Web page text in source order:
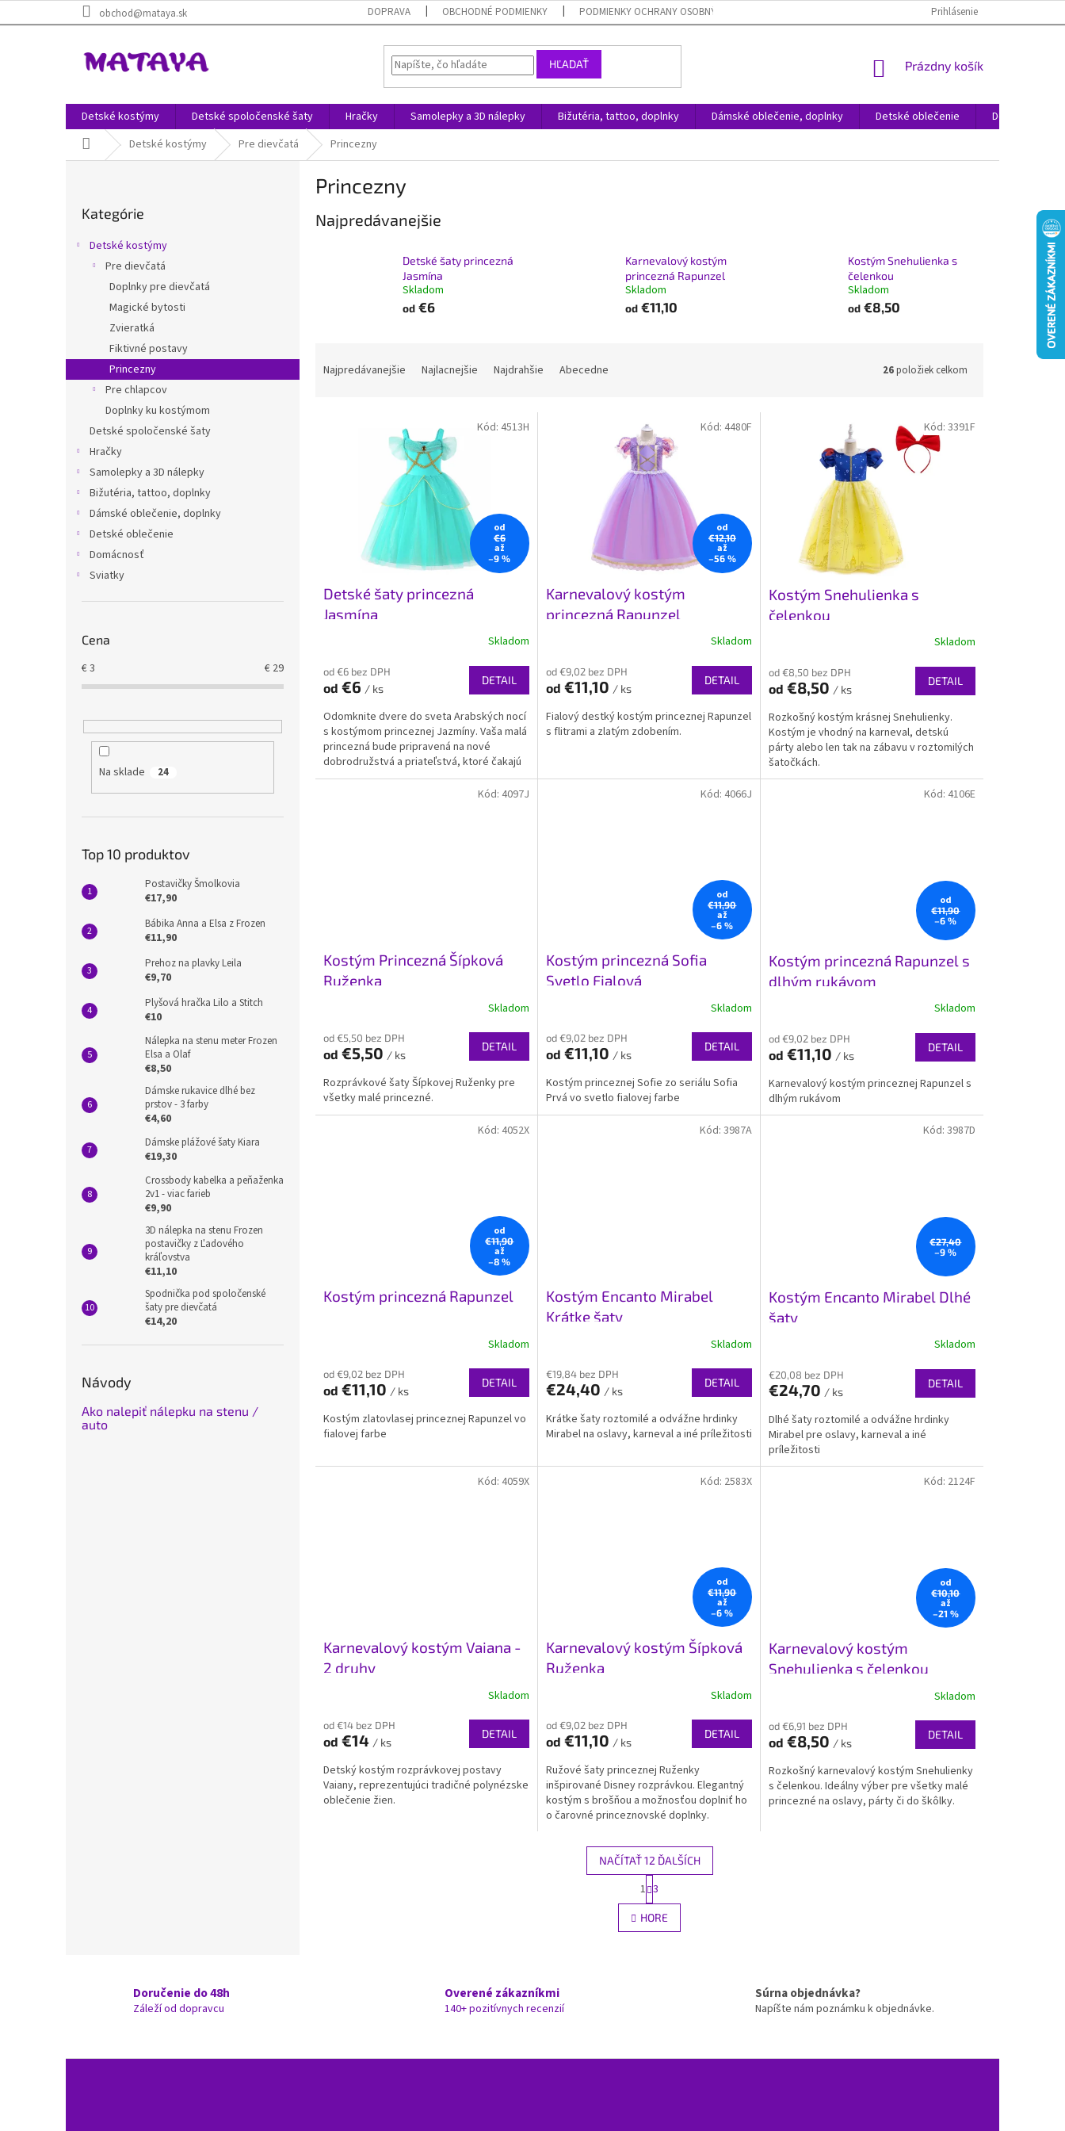
na
obchod@mataya.sk DOPRAVA OBCHODNÉ PODMIENKY PODMIENKY OCHRANY OSOBNÝCH ÚDAJOV VRÁTENIE TOVARU
Prihlásenie
HĽADAŤ
NÁKUPNÝ
Prázdny košík
Detské kostýmy Detské spoločenské šaty Hračky Samolepky a 3D nálepky Bižutéria, tattoo, doplnky Dámské oblečenie, doplnky Detské oblečenie
Domácnosť
DomovDetské kostýmy Pre dievčatá Princezny
kategórie
Kategórie
Detské kostýmy
Pre dievčatá
Doplnky pre dievčatá
Magické bytosti
Zvieratká
Fiktivné postavy
Princezny
Pre chlapcov
Doplnky ku kostýmom
Detské spoločenské šaty
Hračky
Samolepky a 3D nálepky
Bižutéria, tattoo, doplnky
Dámské oblečenie, doplnky
Detské oblečenie
Domácnosť
Sviatky
Cena
€3 € 29
Na sklade 24
Top 10 produktov
Postavičky Šmolkovia
€17,90
Bábika Anna a Elsa z Frozen
€11,90
Prehoz na plavky Leila
€9,70
Plyšová hračka Lilo a Stitch
€10
Nálepka na stenu meter Frozen
Elsa a Olaf
€8,50
Dámske rukavice dlhé bez
prstov - 3 farby
€4,60
Dámske plážové šaty Kiara
€19,30
Crossbody kabelka a peňaženka
2v1 - viac farieb
€9,90
3D nálepka na stenu Frozen
postavičky z Ľadového
kráľovstva
€11,10
Spodnička pod spoločenské
šaty pre dievčatá
€14,20
Návody
Ako nalepiť nálepku na stenu /
auto
Princezny
Najpredávanejšie
Detské šaty princezná
Jasmína
Skladom
od €6
Karnevalový kostým
princezná Rapunzel
Skladom
od€11,10
Kostým Snehulienka s
čelenkou
Skladom
od€8,50
Najpredávanejšie Najlacnejšie Najdrahšie Abecedne 26položiek celkom
od
€6
až
–9 %
Detské šaty princezná
Jasmína
Skladom
od €6 bez DPH
od €6 / ks
DETAIL
Odomknite dvere do sveta Arabských nocí
s kostýmom princeznej Jazmíny. Vaša malá
princezná bude pripravená na nové
dobrodružstvá a priateľstvá, ktoré čakajú
za rohom.
Kód: 4513H
od
€12,10
až
–56 %
Karnevalový kostým
princezná Rapunzel
Skladom
od €9,02 bez DPH
od €11,10 / ks
DETAIL
Fialový destký kostým princeznej Rapunzel
s flitrami a zlatým zdobením.
Kód: 4480F
Kostým Snehulienka s
čelenkou
Skladom
od €8,50 bez DPH
od €8,50 / ks
DETAIL
Rozkošný kostým krásnej Snehulienky.
Kostým je vhodný na karneval, detskú
párty alebo len tak na zábavu v roztomilých
šatočkách.
Kód: 3391F
Kostým Princezná Šípková
Ruženka
produktu
je
z
5
hviezdičiek.
Skladom
od €5,50 bez DPH
od €5,50 / ks
DETAIL
Rozprávkové šaty Šípkovej Ruženky pre
všetky malé princezné.
Kód: 4097J
od
€11,90
až
–6 %
Kostým princezná Sofia
Svetlo Fialová
produktu
je
z
5
hviezdičiek.
Skladom
od €9,02 bez DPH
od €11,10 / ks
DETAIL
Kostým princeznej Sofie zo seriálu Sofia
Prvá vo svetlo fialovej farbe
Kód: 4066J
od
€11,90
–6 %
Kostým princezná Rapunzel s
dlhým rukávom
Skladom
od €9,02 bez DPH
od €11,10 / ks
DETAIL
Karnevalový kostým princeznej Rapunzel s
dlhým rukávom
Kód: 4106E
od
€11,90
až
–8 %
Kostým princezná Rapunzel
Skladom
od €9,02 bez DPH
od €11,10 / ks
DETAIL
Kostým zlatovlasej princeznej Rapunzel vo
fialovej farbe
Kód: 4052X
Kostým Encanto Mirabel
Krátke šaty
Skladom
€19,84 bez DPH
€24,40 / ks
DETAIL
Krátke šaty roztomilé a odvážne hrdinky
Mirabel na oslavy, karneval a iné príležitosti
Kód: 3987A
€27,40
–9 %
Kostým Encanto Mirabel Dlhé
šaty
Skladom
€20,08 bez DPH
€24,70 / ks
DETAIL
Dlhé šaty roztomilé a odvážne hrdinky
Mirabel pre oslavy, karneval a iné
príležitosti
Kód: 3987D
Karnevalový kostým Vaiana -
2 druhy
Skladom
od €14 bez DPH
od €14 / ks
DETAIL
Detský kostým rozprávkovej postavy
Vaiany, reprezentujúci tradičné polynézske
oblečenie žien.
Kód: 4059X
od
€11,90
až
–6 %
Karnevalový kostým Šípková
Ruženka
Skladom
od €9,02 bez DPH
od €11,10 / ks
DETAIL
Ružové šaty princeznej Ruženky
inšpirované Disney rozprávkou. Elegantný
kostým s brošňou a možnosťou doplniť ho
o čarovné princeznovské doplnky.
Kód: 2583X
od
€10,10
až
–21 %
Karnevalový kostým
Snehulienka s čelenkou
Skladom
od €6,91 bez DPH
od €8,50 / ks
DETAIL
Rozkošný karnevalový kostým Snehulienky
s čelenkou. Ideálny výber pre všetky malé
princezné na oslavy, párty či do škôlky.
Kód: 2124F
O
v
l
v
NAČÍTAŤ 12 ĎALŠÍCH
t
r
á
n
1 3
HORE
Doručenie do 48h
Záleží od dopravcu
Overené zákazníkmi
140+ pozitívnych recenzií
Súrna objednávka?
Napíšte nám poznámku k objednávke.